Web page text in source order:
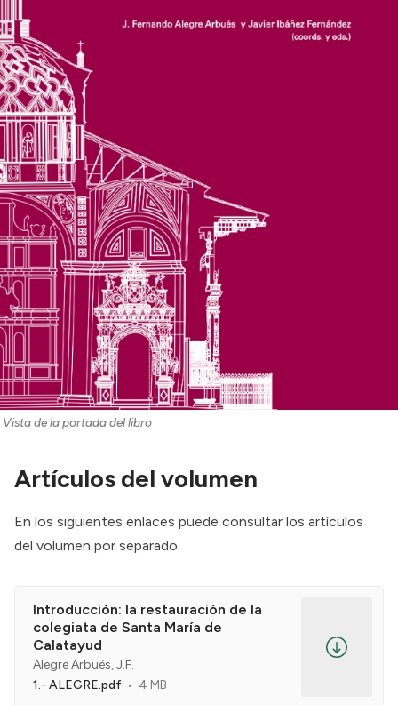
Vista de la portada del libro
Artículos del volumen
En los siguientes enlaces puede consultar los artículos
del volumen por separado.
Introducción: la restauración de la
colegiata de Santa María de
Calatayud
Alegre Arbués, J.F.
1.- ALEGRE.pdf
4 MB